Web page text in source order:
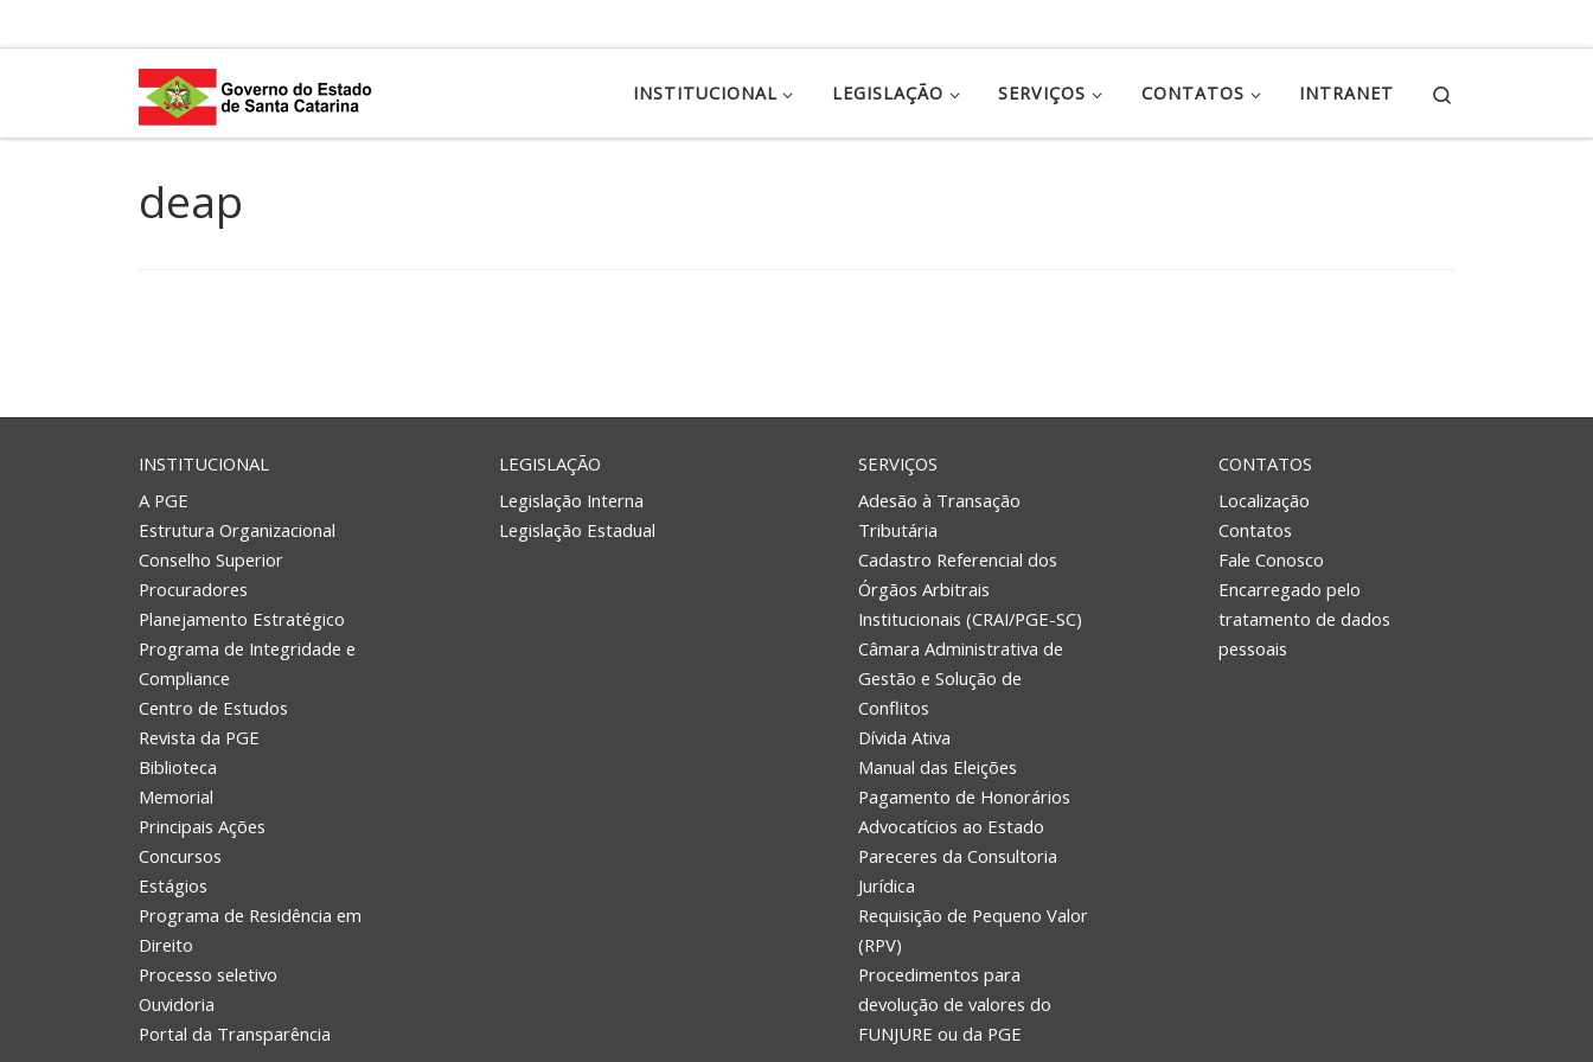
INSTITUCIONAL LEGISLAÇÃO SERVIÇOS CONTATOS INTRANET
deap
INSTITUCIONAL
A PGE
Estrutura Organizacional
Conselho Superior
Procuradores
Planejamento Estratégico
Programa de Integridade e
Compliance
Centro de Estudos
Revista da PGE
Biblioteca
Memorial
Principais Ações
Concursos
Estágios
Programa de Residência em
Direito
Processo seletivo
Ouvidoria
Portal da Transparência
LEGISLAÇÃO
Legislação Interna
Legislação Estadual
SERVIÇOS
Adesão à Transação
Tributária
Cadastro Referencial dos
Órgãos Arbitrais
Institucionais (CRAI/PGE-SC)
Câmara Administrativa de
Gestão e Solução de
Conflitos
Dívida Ativa
Manual das Eleições
Pagamento de Honorários
Advocatícios ao Estado
Pareceres da Consultoria
Jurídica
Requisição de Pequeno Valor
(RPV)
Procedimentos para
devolução de valores do
FUNJURE ou da PGE
CONTATOS
Localização
Contatos
Fale Conosco
Encarregado pelo
tratamento de dados
pessoais